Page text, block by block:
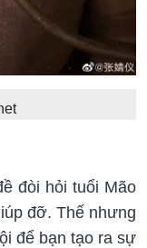
đòi hỏi tuổi Mão
đỡ. Thế nhưng
để bạn tạo ra sự